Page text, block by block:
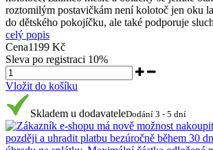
roztomilým postavičkám není kolotoč jen oku
do dětského pokojíčku, ale také podporuje
celý popis
Cena1199 Kč
Sleva po registraci 10%
Vložit do košíku
Skladem u dodavateleDodání 3 - 5 dní